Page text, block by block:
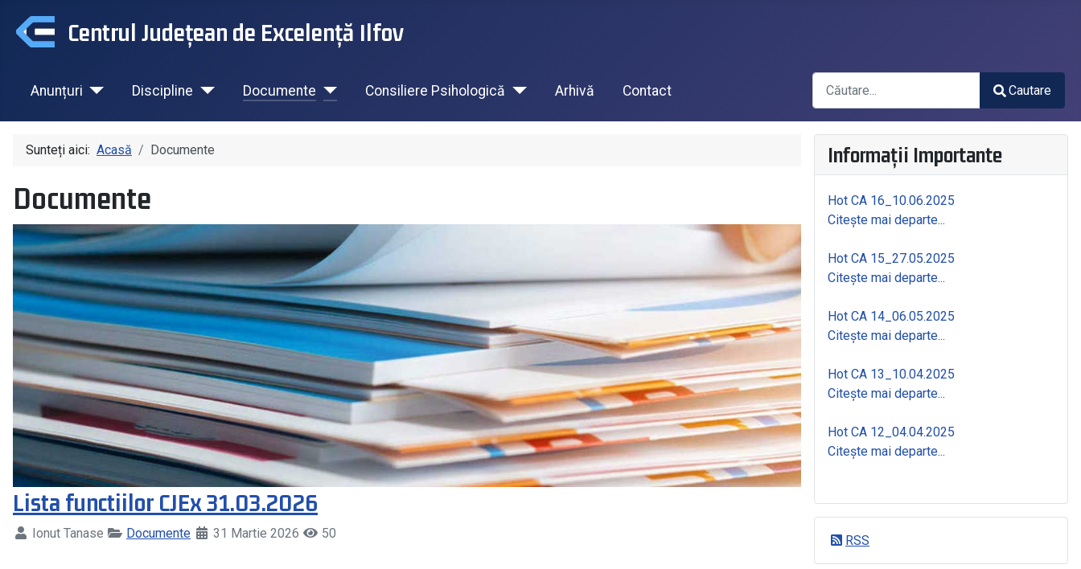
Centrul Județean de Excelență Ilfov
Anunțuri Discipline Documente Consiliere Psihologică Arhivă Contact
Căutare
Cautare
Sunteți aici: Acasă Documente
Documente
Lista functiilor CJEx 31.03.2026
Ionut Tanase Documente 31 Martie 2026 50
Informații Importante
Hot CA 16_10.06.2025
Citește mai departe...
Hot CA 15_27.05.2025
Citește mai departe...
Hot CA 14_06.05.2025
Citește mai departe...
Hot CA 13_10.04.2025
Citește mai departe...
Hot CA 12_04.04.2025
Citește mai departe...
RSS